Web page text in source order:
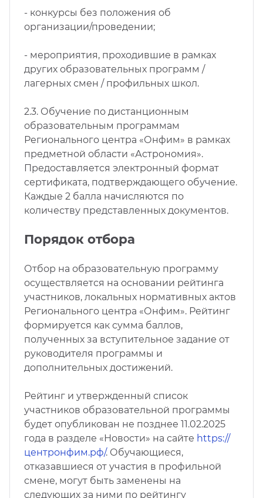
- конкурсы без положения об
организации/проведении;
- мероприятия, проходившие в рамках
других образовательных программ /
лагерных смен / профильных школ.
2.3. Обучение по дистанционным
образовательным программам
Регионального центра «Онфим» в рамках
предметной области «Астрономия».
Предоставляется электронный формат
сертификата, подтверждающего обучение.
Каждые 2 балла начисляются по
количеству представленных документов.
Порядок отбора
Отбор на образовательную программу
осуществляется на основании рейтинга
участников, локальных нормативных актов
Регионального центра «Онфим». Рейтинг
формируется как сумма баллов,
полученных за вступительное задание от
руководителя программы и
дополнительных достижений.
Рейтинг и утвержденный список
участников образовательной программы
будет опубликован не позднее 11.02.2025
года в разделе «Новости» на сайте https://
центронфим.рф/. Обучающиеся,
отказавшиеся от участия в профильной
смене, могут быть заменены на
следующих за ними по рейтингу